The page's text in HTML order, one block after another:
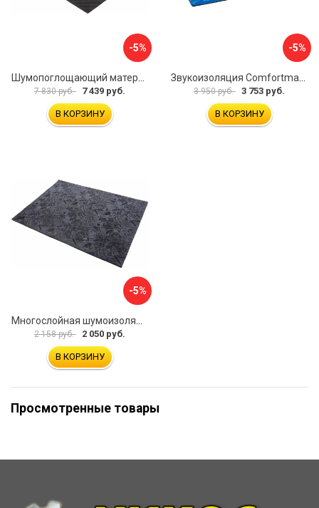
-5%
7 830 руб. 7 439 руб.
В КОРЗИНУ
-5%
3 950 руб. 3 753 руб.
В КОРЗИНУ
-5%
2 158 руб. 2 050 руб.
В КОРЗИНУ
Просмотренные товары